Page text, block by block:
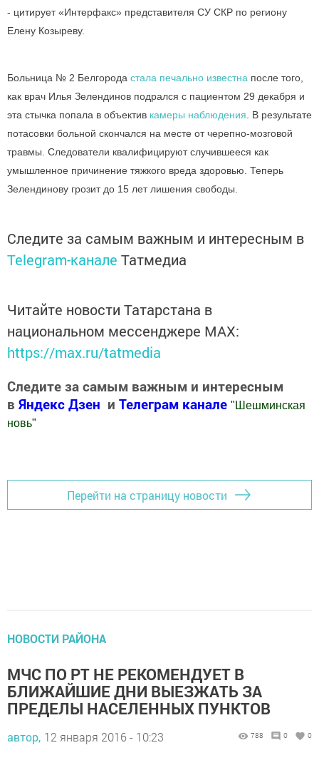
- цитирует «Интерфакс» представителя СУ СКР по региону
Елену Козыреву.
Больница № 2 Белгорода стала печально известна после того,
как врач Илья Зелендинов подрался с пациентом 29 декабря и
эта стычка попала в объектив камеры наблюдения . В результате
потасовки больной скончался на месте от черепно-мозговой
травмы. Следователи квалифицируют случившееся как
умышленное причинение тяжкого вреда здоровью. Теперь
Зелендинову грозит до 15 лет лишения свободы.
Следите за самым важным и интересным в
Telegram-канале Татмедиа
Читайте новости Татарстана в
национальном мессенджере MАХ:
https://max.ru/tatmedia
Следите за самым важным и интересным
в Яндекс Дзен и Телеграм канале " Шешминская
новь"
Перейти на страницу новости
НОВОСТИ РАЙОНА
МЧС ПО РТ НЕ РЕКОМЕНДУЕТ В
БЛИЖАЙШИЕ ДНИ ВЫЕЗЖАТЬ ЗА
ПРЕДЕЛЫ НАСЕЛЕННЫХ ПУНКТОВ
автор, 12 января 2016 - 10:23 788 0 0